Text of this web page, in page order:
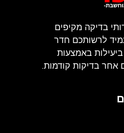
בדיקה מקיפים
לרשותכם חדר
באמצעות
בדיקות קודמות.